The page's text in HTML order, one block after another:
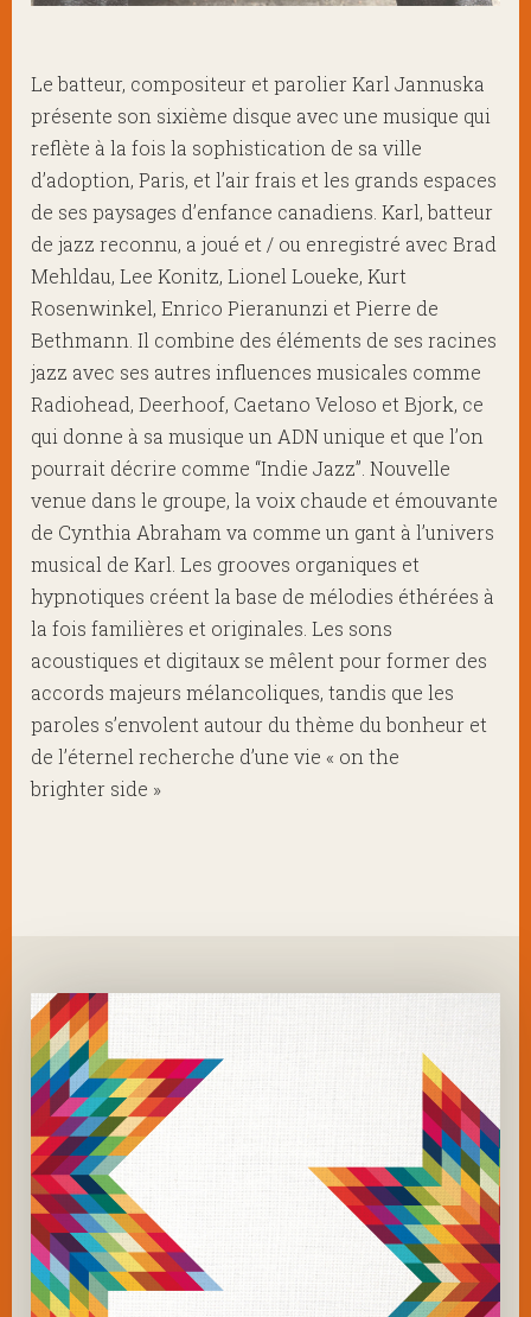
Le batteur, compositeur et parolier Karl Jannuska
présente son sixième disque avec une musique qui
reflète à la fois la sophistication de sa ville
d’adoption, Paris, et l’air frais et les grands espaces
de ses paysages d’enfance canadiens. Karl, batteur
de jazz reconnu, a joué et / ou enregistré avec Brad
Mehldau, Lee Konitz, Lionel Loueke, Kurt
Rosenwinkel, Enrico Pieranunzi et Pierre de
Bethmann. Il combine des éléments de ses racines
jazz avec ses autres influences musicales comme
Radiohead, Deerhoof, Caetano Veloso et Bjork, ce
qui donne à sa musique un ADN unique et que l’on
pourrait décrire comme “Indie Jazz”. Nouvelle
venue dans le groupe, la voix chaude et émouvante
de Cynthia Abraham va comme un gant à l’univers
musical de Karl. Les grooves organiques et
hypnotiques créent la base de mélodies éthérées à
la fois familières et originales. Les sons
acoustiques et digitaux se mêlent pour former des
accords majeurs mélancoliques, tandis que les
paroles s’envolent autour du thème du bonheur et
de l’éternel recherche d’une vie « on the
brighter side »